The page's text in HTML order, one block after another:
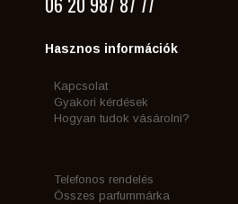
Hasznos információk
Kapcsolat
Gyakori kérdések
Hogyan tudok vásárolni?
Telefonos rendelés
Összes parfummárka